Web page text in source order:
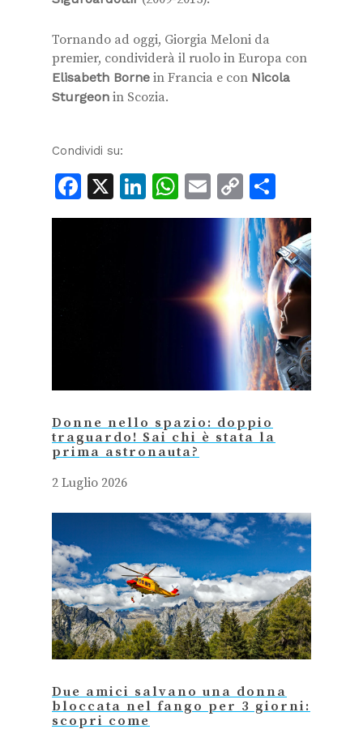
Tornando ad oggi, Giorgia Meloni da
premier, condividerà il ruolo in Europa con
Elisabeth Borne in Francia e con Nicola
Sturgeon in Scozia.
Condividi su:
Facebook
X LinkedIn
WhatsApp
Email
Copy
Link
Donne nello spazio: doppio
traguardo! Sai chi è stata la
prima astronauta?
2 Luglio 2026
Due amici salvano una donna
bloccata nel fango per 3 giorni:
scopri come